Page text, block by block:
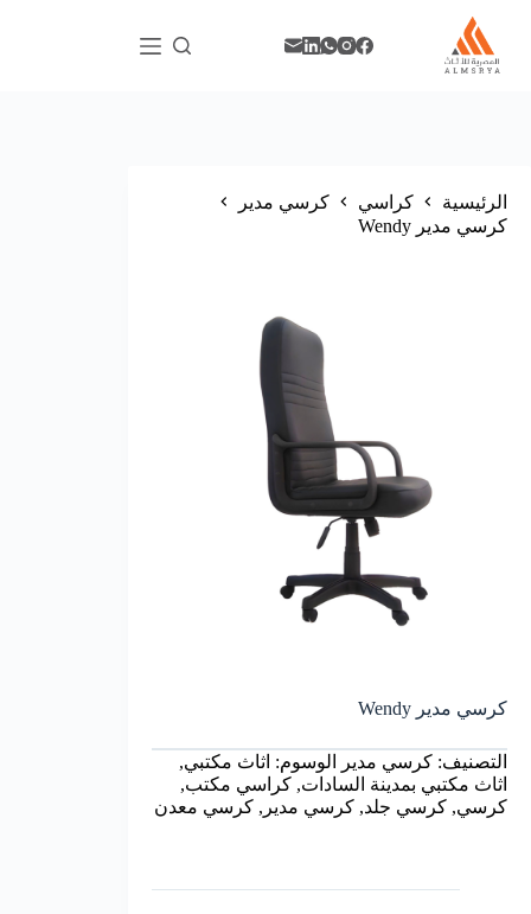
الرئيسية كراسي
كرسي مدير
كرسي مدير Wendy
كرسي مدير Wendy
التصنيف: كرسي مدير الوسوم: اثاث مكتبي,
اثاث مكتبي بمدينة السادات, كراسي مكتب,
كرسي, كرسي جلد, كرسي مدير , كرسي معدن